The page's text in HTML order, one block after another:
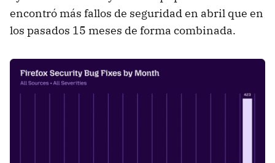
encontró más fallos de seguridad en abril que en
los pasados 15 meses de forma combinada.